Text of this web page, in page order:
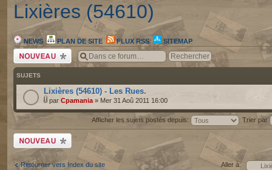
Lixières (54610)
NEWS PLAN DE SITE FLUX RSS
SITEMAP
Écrire un nouveau
sujet
SUJETS
Lixières (54610) - Les Rues.
par Cpamania » Mer 31 Aoû 2011 16:00
Afficher les sujets postés depuis: Trier par
Écrire un nouveau
sujet
Retourner vers Index du site Aller à: